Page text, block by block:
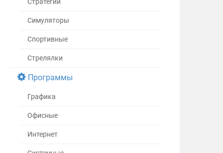
Стратегии
Симуляторы
Спортивные
Стрелялки
Программы
Графика
Офисные
Интернет